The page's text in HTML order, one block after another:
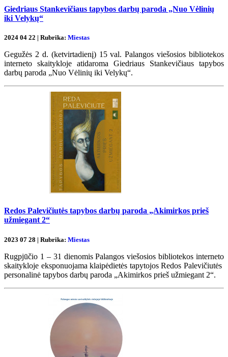
Giedriaus Stankevičiaus tapybos darbų paroda „Nuo Vėlinių
iki Velykų“
2024 04 22 | Rubrika: Miestas
Gegužės 2 d. (ketvirtadienį) 15 val. Palangos viešosios bibliotekos
interneto skaitykloje atidaroma Giedriaus Stankevičiaus tapybos
darbų paroda „Nuo Vėlinių iki Velykų“.
Redos Palevičiutės tapybos darbų paroda „Akimirkos prieš
užmiegant 2“
2023 07 28 | Rubrika: Miestas
Rugpjūčio 1 – 31 dienomis Palangos viešosios bibliotekos interneto
skaitykloje eksponuojama klaipėdietės tapytojos Redos Palevičiutės
personalinė tapybos darbų paroda „Akimirkos prieš užmiegant 2“.